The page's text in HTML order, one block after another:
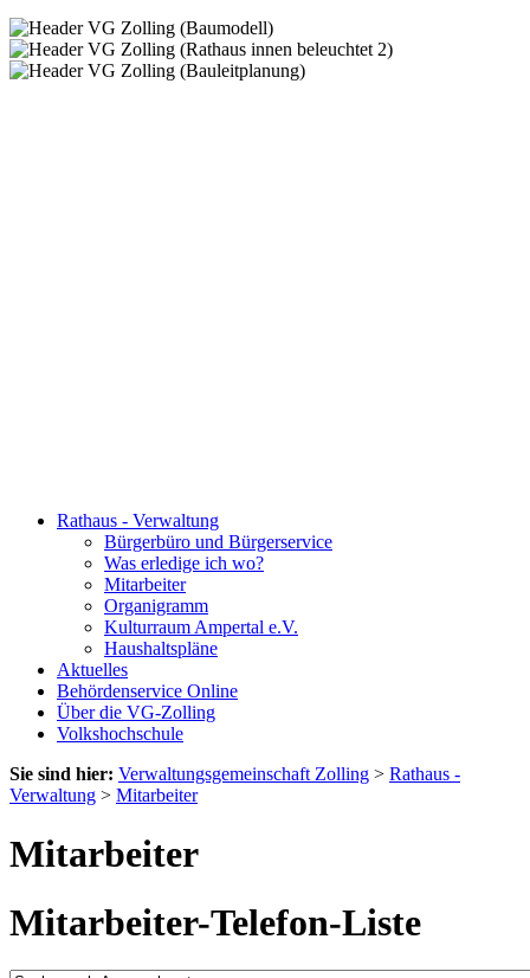
Rathaus - Verwaltung
Bürgerbüro und Bürgerservice
Was erledige ich wo?
Mitarbeiter
Organigramm
Kulturraum Ampertal e.V.
Haushaltspläne
Aktuelles
Behördenservice Online
Über die VG-Zolling
Volkshochschule
Sie sind hier: Verwaltungsgemeinschaft Zolling > Rathaus -
Verwaltung > Mitarbeiter
Mitarbeiter
Mitarbeiter-Telefon-Liste